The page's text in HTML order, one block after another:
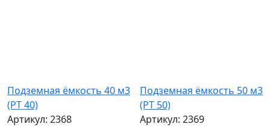
Подземная ёмкость 40 м3
(PT 40)
Артикул: 2368
Подземная ёмкость 50 м3
(PT 50)
Артикул: 2369